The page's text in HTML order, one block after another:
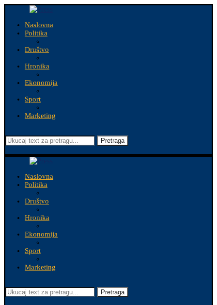
Naslovna
Politika
Društvo
Hronika
Ekonomija
Sport
Marketing
Pretraga
Naslovna
Politika
Društvo
Hronika
Ekonomija
Sport
Marketing
Pretraga